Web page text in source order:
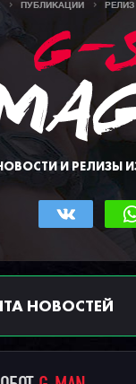
ПУБЛИКАЦИИ
И РЕЛИЗЫ
НОВОСТЕЙ